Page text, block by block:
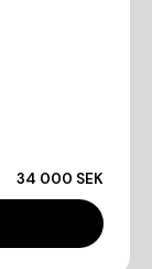
34 000 SEK